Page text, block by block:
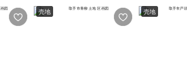
売地 売地